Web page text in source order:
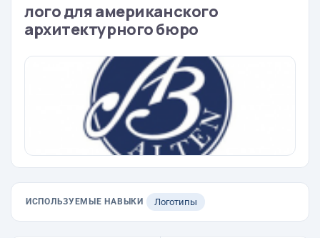
лого для американского
архитектурного бюро
ИСПОЛЬЗУЕМЫЕ НАВЫКИ Логотипы